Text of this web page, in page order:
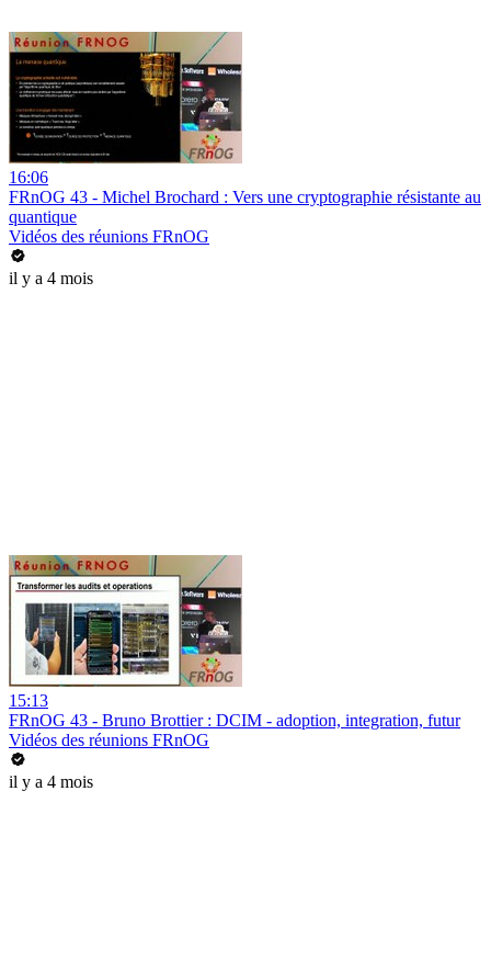
16:06
FRnOG 43 - Michel Brochard : Vers une cryptographie résistante au
quantique
Vidéos des réunions FRnOG
il y a 4 mois
15:13
FRnOG 43 - Bruno Brottier : DCIM - adoption, integration, futur
Vidéos des réunions FRnOG
il y a 4 mois